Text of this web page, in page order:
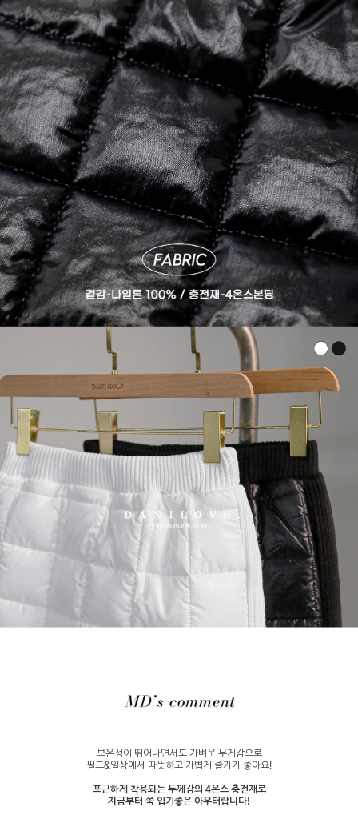
보온성이 뛰어나면서도 가벼운 무게감으로
필드&일상에서 따뜻하고 가볍게 즐기기 좋아요!
포근하게 착용되는 두께감의 4온스 충전재로
지금부터 쭉 입기좋은 아우터랍니다!